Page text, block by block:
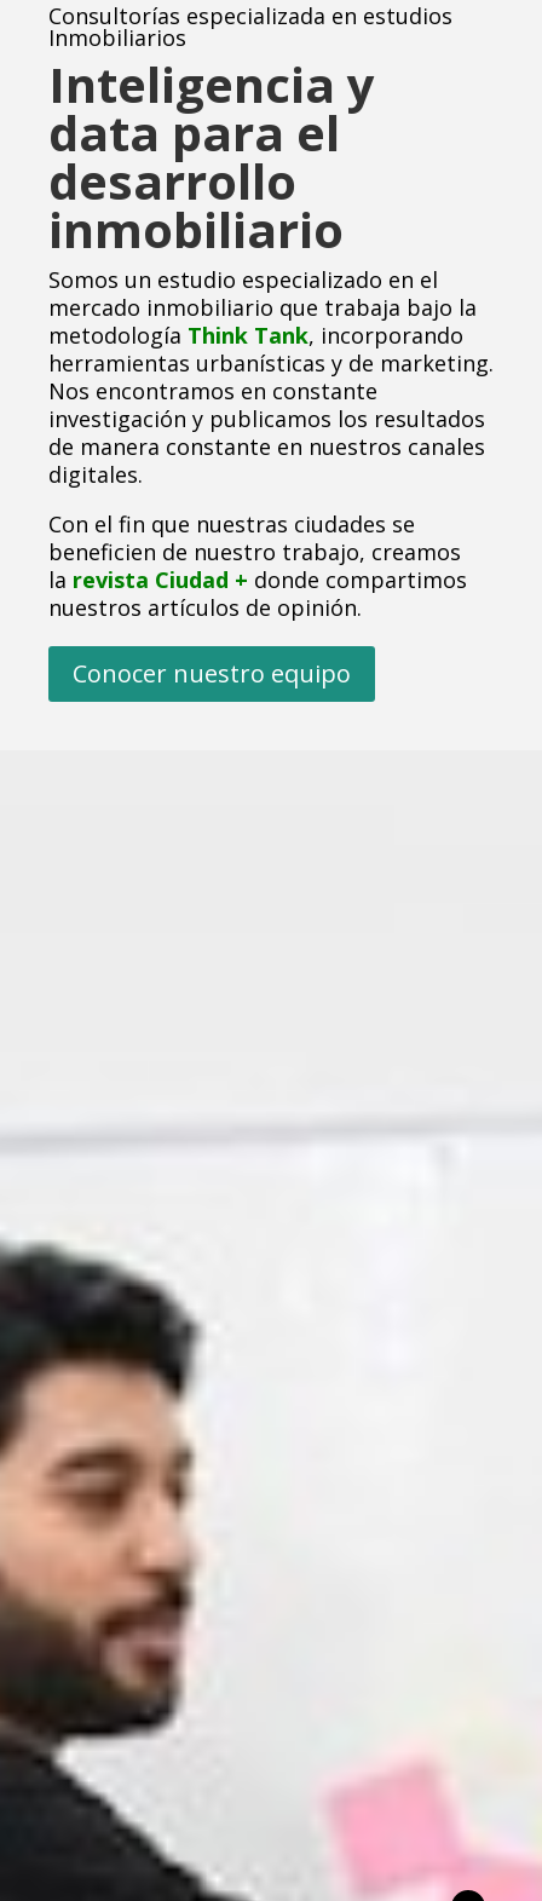
Consultorías especializada en estudios
Inmobiliarios
Inteligencia y
data para el
desarrollo
inmobiliario
Somos un estudio especializado en el
mercado inmobiliario que trabaja bajo la
metodología Think Tank, incorporando
herramientas urbanísticas y de marketing.
Nos encontramos en constante
investigación y publicamos los resultados
de manera constante en nuestros canales
digitales.
Con el fin que nuestras ciudades se
beneficien de nuestro trabajo, creamos
la revista Ciudad + donde compartimos
nuestros artículos de opinión.
Conocer nuestro equipo